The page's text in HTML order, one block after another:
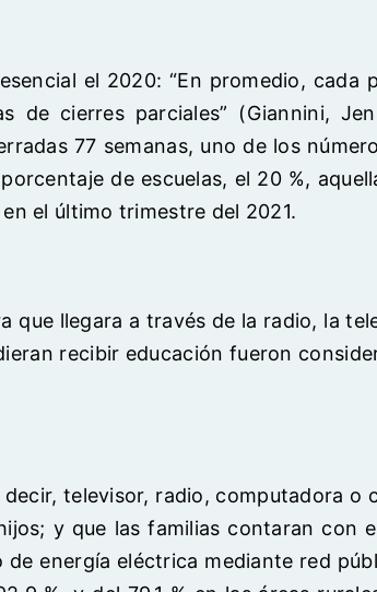
el 2020: “En promedio, cada
de cierres parciales” (Giannini,
77 semanas, uno de los
de escuelas, el 20 %,
el último trimestre del 2021.
que llegara a través de la radio, la
recibir educación fueron
televisor, radio, computadora o
y que las familias contaran con
energía eléctrica mediante red